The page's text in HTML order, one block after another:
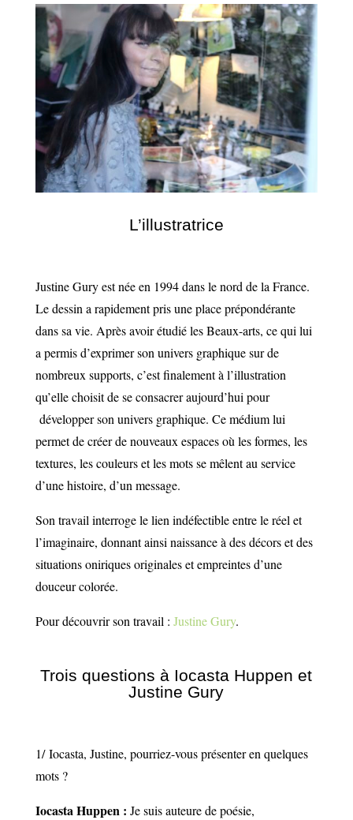
L’illustratrice
Justine Gury est née en 1994 dans le nord de la France.
Le dessin a rapidement pris une place prépondérante
dans sa vie. Après avoir étudié les Beaux-arts, ce qui lui
a permis d’exprimer son univers graphique sur de
nombreux supports, c’est finalement à l’illustration
qu’elle choisit de se consacrer aujourd’hui pour
développer son univers graphique. Ce médium lui
permet de créer de nouveaux espaces où les formes, les
textures, les couleurs et les mots se mêlent au service
d’une histoire, d’un message.
Son travail interroge le lien indéfectible entre le réel et
l’imaginaire, donnant ainsi naissance à des décors et des
situations oniriques originales et empreintes d’une
douceur colorée.
Pour découvrir son travail : Justine Gury.
Trois questions à Iocasta Huppen et
Justine Gury
1/ Iocasta, Justine, pourriez-vous présenter en quelques
mots ?
Iocasta Huppen : Je suis auteure de poésie,